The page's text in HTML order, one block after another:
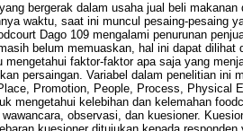
bergerak dalam usaha jual beli
waktu, saat ini muncul pesaing-pesaing
Dago 109 mengalami penurunan
belum memuaskan, hal ini dapat
faktor-faktor apa saja yang
persaingan. Variabel dalam penelitian ini
Promotion, People, Process, Physical
mengetahui kelebihan dan kelemahan
observasi, dan kuesioner.